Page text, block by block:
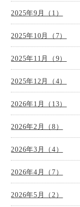
2025年9月（1）
2025年10月（7）
2025年11月（9）
2025年12月（4）
2026年1月（13）
2026年2月（8）
2026年3月（4）
2026年4月（7）
2026年5月（2）